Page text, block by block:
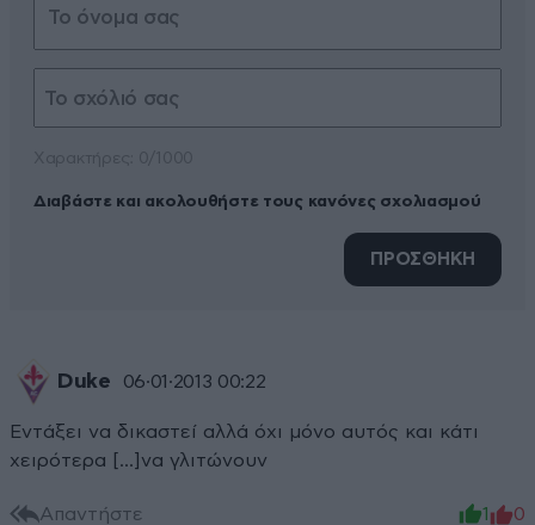
Διαβάστε και ακολουθήστε τους κανόνες σχολιασμού
ΠΡΟΣΘΗΚΗ
Duke 06·01·2013 00:22
Εντάξει να δικαστεί αλλά όχι μόνο αυτός και κάτι
χειρότερα [...]να γλιτώνουν
Απαντήστε 1 0